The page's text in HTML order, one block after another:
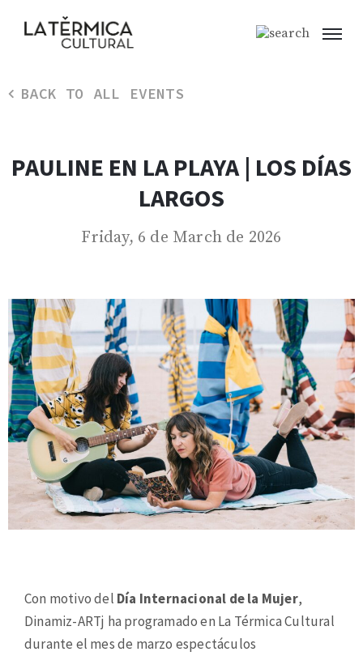
BACK TO ALL EVENTS
PAULINE EN LA PLAYA | LOS DÍAS
LARGOS
Friday, 6 de March de 2026
Con motivo del Día Internacional de la Mujer,
Dinamiz-ARTj ha programado en La Térmica Cultural
durante el mes de marzo espectáculos